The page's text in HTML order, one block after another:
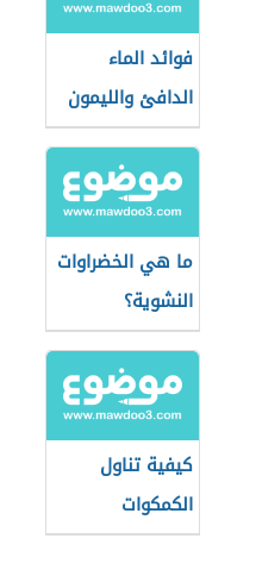
فوائد الماء
الدافئ والليمون
على الريق
ما هي الخضراوات
النشوية؟
كيفية تناول
الكمكوات